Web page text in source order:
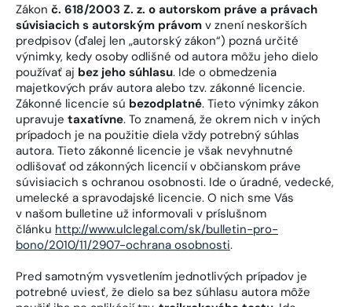
Zákon č. 618/2003 Z. z. o autorskom práve a právach
súvisiacich s autorským právom v znení neskorších
predpisov (ďalej len „autorský zákon“) pozná určité
výnimky, kedy osoby odlišné od autora môžu jeho dielo
používať aj bez jeho súhlasu. Ide o obmedzenia
majetkových práv autora alebo tzv. zákonné licencie.
Zákonné licencie sú bezodplatné. Tieto výnimky zákon
upravuje taxatívne. To znamená, že okrem nich v iných
prípadoch je na použitie diela vždy potrebný súhlas
autora. Tieto zákonné licencie je však nevyhnutné
odlišovať od zákonných licencií v občianskom práve
súvisiacich s ochranou osobnosti. Ide o úradné, vedecké,
umelecké a spravodajské licencie. O nich sme Vás
v našom bulletine už informovali v príslušnom
článku http://www.ulclegal.com/sk/bulletin-pro-
bono/2010/11/2907-ochrana osobnosti.
Pred samotným vysvetlením jednotlivých prípadov je
potrebné uviesť, že dielo sa bez súhlasu autora môže